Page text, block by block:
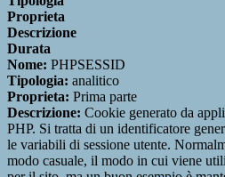
Proprieta
Descrizione
Durata
Nome: PHPSESSID
Tipologia: analitico
Proprieta: Prima parte
Descrizione: Cookie generato da
PHP. Si tratta di un identificatore
le variabili di sessione utente.
modo casuale, il modo in cui viene